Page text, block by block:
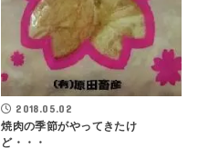
2018.05.02
焼肉の季節がやってきたけ
ど・・・